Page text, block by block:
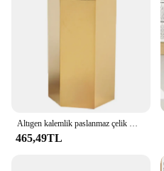
Altıgen kalemlik paslanmaz çelik Metal masaüstü süs Nordic kırtasiye kalem ekle altın vazo makyaj fırçası saklama kutusu
465,49TL